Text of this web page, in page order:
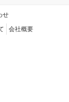
せ
会社概要